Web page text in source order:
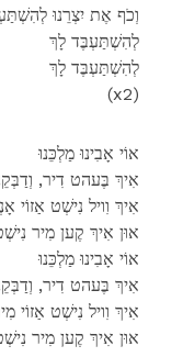
וְכֹף אֶת יִצְרֵנוּ
לְהִשְׁתַּעְבֶּד לָךְ
לְהִשְׁתַּעְבֶּד לָךְ
(x2)
אוֹי אָבִינוּ מַלְכֵּנוּ
,אִיךְ בֶּעהט דִיר,
אִיךְ וִויל נִישְׁט אַזוֹי
.אוּן אִיךְ קֶען מִיר
אוֹי אָבִינוּ מַלְכֵּנוּ
,אִיךְ בֶּעהט דִיר,
אִיךְ וִויל נִישְׁט אַזוֹי
אוּן אִיךְ קֶען מִיר